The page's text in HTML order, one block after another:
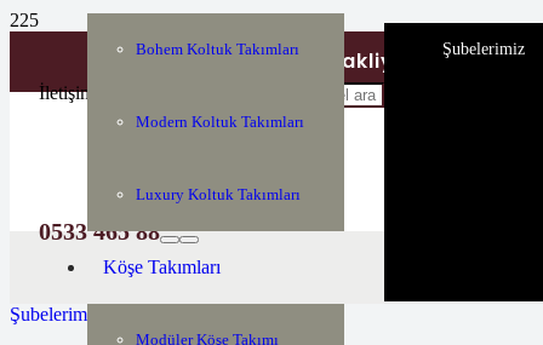
Tüm Türkiyeye Nakliye ve Montaj
İletişim
0533 465 88
Şubelerimiz
Bohem Koltuk Takımları
Modern Koltuk Takımları
Luxury Koltuk Takımları
Köşe Takımları
Modüler Köşe Takımı
Şubelerimiz